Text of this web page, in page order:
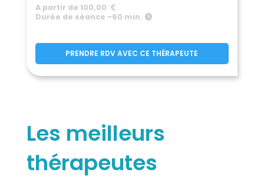
A partir de 100,00
Durée de séance ~60 min.
PRENDRE RDV AVEC CE THÉRAPEUTE
Les meilleurs
thérapeutes